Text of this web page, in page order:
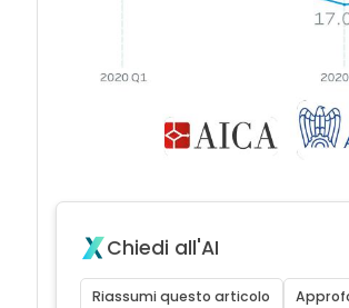
Chiedi all'AI
Riassumi questo articolo